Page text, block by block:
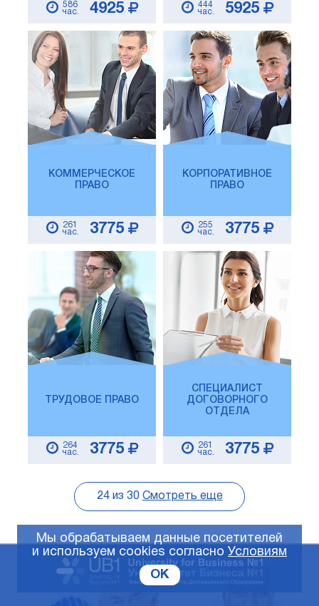
586
час.
4925
444
час.
5925
КОММЕРЧЕСКОЕ
ПРАВО
261
час.
3775
КОРПОРАТИВНОЕ
ПРАВО
255
час.
3775
ТРУДОВОЕ ПРАВО
264
час.
3775
СПЕЦИАЛИСТ
ДОГОВОРНОГО
ОТДЕЛА
261
час.
3775
24из 30 Смотреть еще
Мы обрабатываем данные посетителей
и используем cookies согласно Условиям
OK